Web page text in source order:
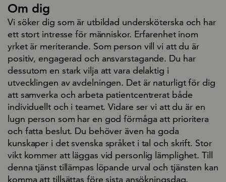
Om dig
Vi söker dig som är utbildad undersköterska och har
ett stort intresse för människor. Erfarenhet inom
yrket är meriterande. Som person vill vi att du är
positiv, engagerad och ansvarstagande. Du har
dessutom en stark vilja att vara delaktig i
utvecklingen av avdelningen. Det är naturligt för dig
att samverka och arbeta patientcentrerat både
individuellt och i teamet. Vidare ser vi att du är en
lugn person som har en god förmåga att prioritera
och fatta beslut. Du behöver även ha goda
kunskaper i det svenska språket i tal och skrift. Stor
vikt kommer att läggas vid personlig lämplighet. Till
denna tjänst tillämpas löpande urval och tjänsten kan
komma att tillsättas före sista ansökningsdag.